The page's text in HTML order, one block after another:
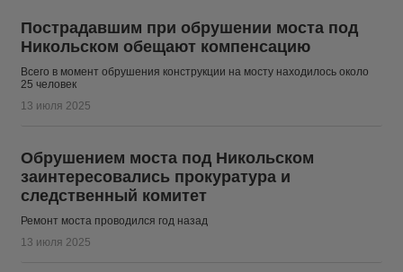
Пострадавшим при обрушении моста под
Никольском обещают компенсацию
Всего в момент обрушения конструкции на мосту находилось около
25 человек
13 июля 2025
Обрушением моста под Никольском
заинтересовались прокуратура и
следственный комитет
Ремонт моста проводился год назад
13 июля 2025